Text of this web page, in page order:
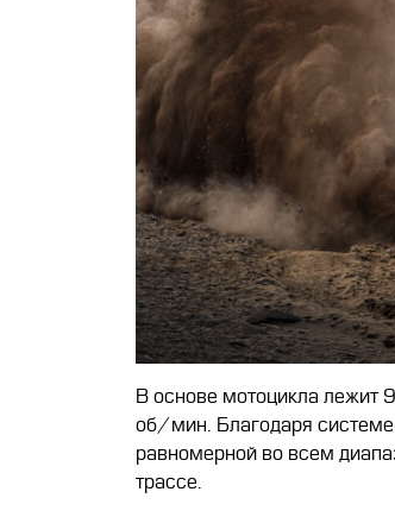
В основе мотоцикла
об/мин. Благодаря системе
равномерной во всем
трассе.